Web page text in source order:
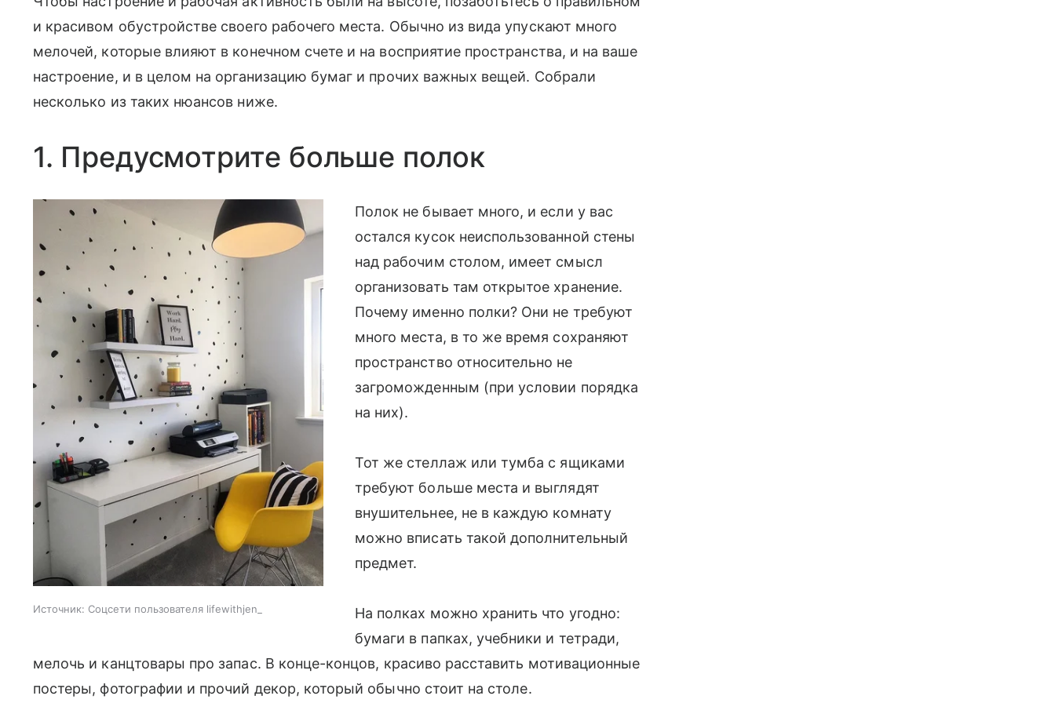
и красивом обустройстве своего рабочего места. Обычно из вида упускают много
мелочей, которые влияют в конечном счете и на восприятие пространства, и на ваше
настроение, и в целом на организацию бумаг и прочих важных вещей. Собрали
несколько из таких нюансов ниже.
1. Предусмотрите больше полок
Источник: Соцсети пользователя lifewithjen_
Полок не бывает много, и если у вас
остался кусок неиспользованной стены
над рабочим столом, имеет смысл
организовать там открытое хранение.
Почему именно полки? Они не требуют
много места, в то же время сохраняют
пространство относительно не
загроможденным (при условии порядка
на них).
Тот же стеллаж или тумба с ящиками
требуют больше места и выглядят
внушительнее, не в каждую комнату
можно вписать такой дополнительный
предмет.
На полках можно хранить что угодно:
бумаги в папках, учебники и тетради,
мелочь и канцтовары про запас. В конце-концов, красиво расставить мотивационные
постеры, фотографии и прочий декор, который обычно стоит на столе.